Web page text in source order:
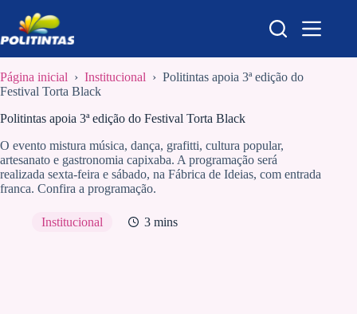
para
o
conteúdo
Página inicial › Institucional › Politintas apoia 3ª edição do
Festival Torta Black
Politintas apoia 3ª edição do Festival Torta Black
O evento mistura música, dança, grafitti, cultura popular,
artesanato e gastronomia capixaba. A programação será
realizada sexta-feira e sábado, na Fábrica de Ideias, com entrada
franca. Confira a programação.
Institucional 3 mins